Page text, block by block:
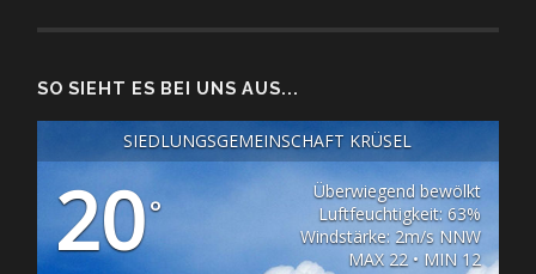
SO SIEHT ES BEI UNS AUS...
SIEDLUNGSGEMEINSCHAFT KRÜSEL
20°
Überwiegend bewölkt
Luftfeuchtigkeit: 63%
Windstärke: 2m/s NNW
MAX 22 • MIN 12